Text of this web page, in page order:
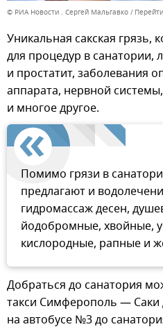
© РИА Новости . Сергей Мальгавко
Уникальная сакская грязь,
для процедур в санатории,
и простатит, заболевания
аппарата, нервной
и многое другое.
Помимо грязи в
предлагают и
гидромассаж десен,
йодобромные, хвойные,
кислородные, рапные и
Добраться до санатория
такси Симферополь — Саки
на автобусе №3 до